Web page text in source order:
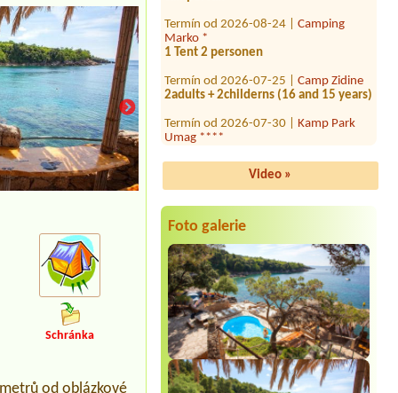
Termín od 2026-08-24 |
Marko *
1 Tent 2 personen
Termín od 2026-07-25 |
2adults + 2childerns (16 and 15 years)
Termín od 2026-07-30 | Kamp Park
Umag ****
EconomyCaravan 6m
Termín od 2026-08-15 |Camp Dole **
1 place for van near to sea
Termín od 2026-08-28 |Camping Mia
**
Termín od 2026-08-03 |Campsite
Punta Povile
Termín od 2026-08-09 |Camp
Maestral ***
11
Video »
Foto galerie
Schránka
od oblázkové